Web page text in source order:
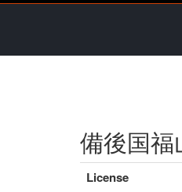
備後国
License